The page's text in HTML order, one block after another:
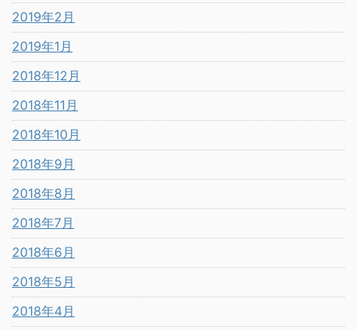
2019年2月
2019年1月
2018年12月
2018年11月
2018年10月
2018年9月
2018年8月
2018年7月
2018年6月
2018年5月
2018年4月